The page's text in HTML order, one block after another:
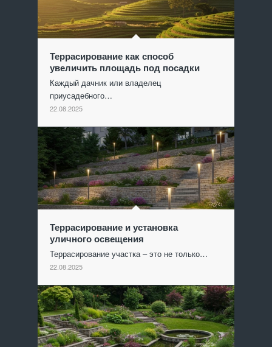
Террасирование как способ
увеличить площадь под посадки
Каждый дачник или владелец
приусадебного…
22.08.2025
Террасирование и установка
уличного освещения
Террасирование участка – это не только…
22.08.2025